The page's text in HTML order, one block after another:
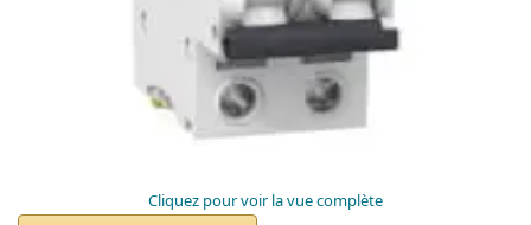
Cliquez pour voir la vue complète